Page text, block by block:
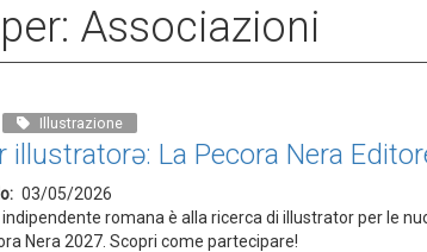
Associazioni
Illustrazione
illustratorə: La Pecora Nera
03/05/2026
romana è alla ricerca di illustrator per le
Nera 2027. Scopri come partecipare!